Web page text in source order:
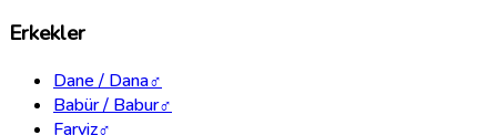
Erkekler
Dane / Dana♂
Babür / Babur♂
Farviz♂